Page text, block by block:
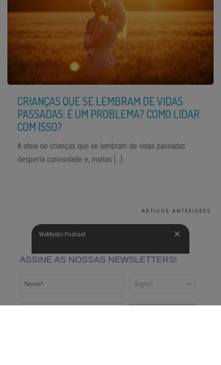
CRIANÇAS QUE SE LEMBRAM DE VIDAS
PASSADAS: É UM PROBLEMA? COMO LIDAR
COM ISSO?
A ideia de crianças que se lembram de vidas passadas
desperta curiosidade e, muitas […]
ARTIGOS ANTERIORES
WeMystic Podcast